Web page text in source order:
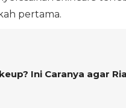
pertama.
Ini Caranya agar